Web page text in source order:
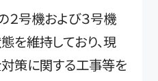
号機および３号機
を維持しており、現
策に関する工事等を